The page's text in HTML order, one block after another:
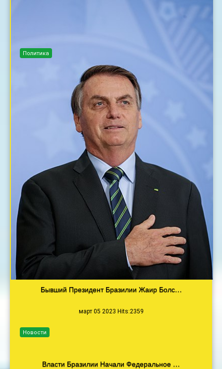
Бывший Президент Бразилии Жаир Болс…
март 05 2023 Hits:2359
Политика
Власти Бразилии Начали Федеральное …
Новости